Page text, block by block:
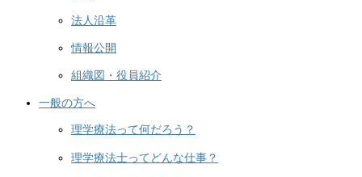
法人沿革
情報公開
組織図・役員紹介
一般の方へ
理学療法って何だろう？
理学療法士ってどんな仕事？